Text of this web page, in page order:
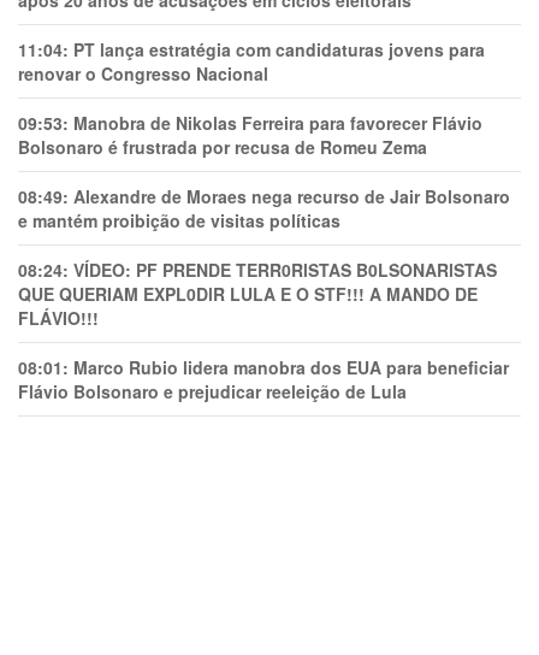
11:04: PT lança estratégia com candidaturas jovens para
renovar o Congresso Nacional
09:53: Manobra de Nikolas Ferreira para favorecer Flávio
Bolsonaro é frustrada por recusa de Romeu Zema
08:49: Alexandre de Moraes nega recurso de Jair Bolsonaro
e mantém proibição de visitas políticas
08:24: VÍDEO: PF PRENDE TERR0RlSTAS B0LSONARlSTAS
QUE QUERIAM EXPL0DlR LULA E O STF!!! A MANDO DE
FLÁVIO!!!
08:01: Marco Rubio lidera manobra dos EUA para beneficiar
Flávio Bolsonaro e prejudicar reeleição de Lula